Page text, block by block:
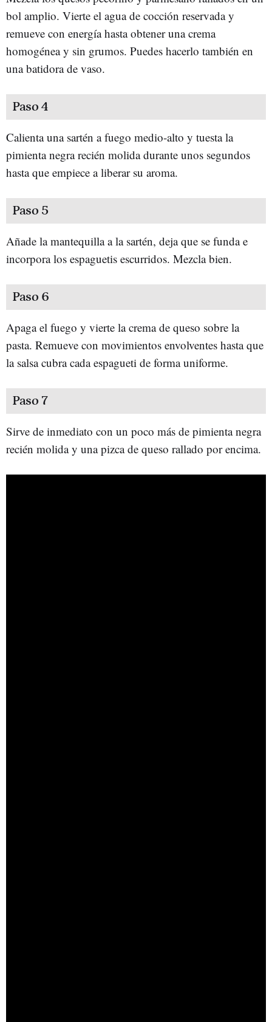
bol amplio. Vierte el agua de cocción reservada y
remueve con energía hasta obtener una crema
homogénea y sin grumos. Puedes hacerlo también en
una batidora de vaso.
Paso 4
Calienta una sartén a fuego medio-alto y tuesta la
pimienta negra recién molida durante unos segundos
hasta que empiece a liberar su aroma.
Paso 5
Añade la mantequilla a la sartén, deja que se funda e
incorpora los espaguetis escurridos. Mezcla bien.
Paso 6
Apaga el fuego y vierte la crema de queso sobre la
pasta. Remueve con movimientos envolventes hasta que
la salsa cubra cada espagueti de forma uniforme.
Paso 7
Sirve de inmediato con un poco más de pimienta negra
recién molida y una pizca de queso rallado por encima.